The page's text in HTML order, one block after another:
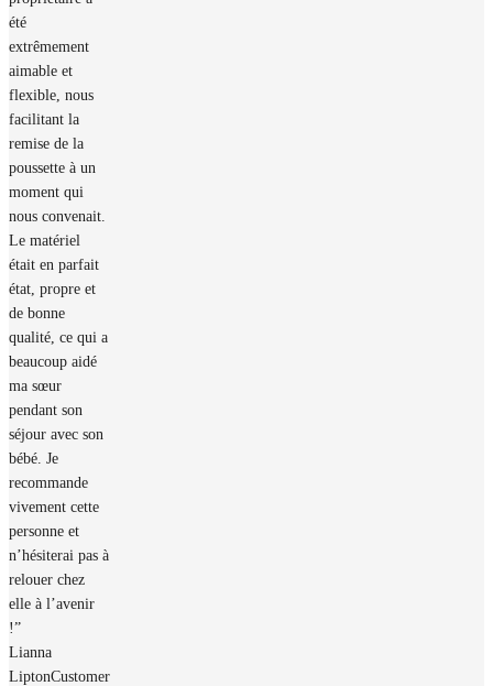
été
extrêmement
aimable et
flexible, nous
facilitant la
remise de la
poussette à un
moment qui
nous convenait.
Le matériel
était en parfait
état, propre et
de bonne
qualité, ce qui a
beaucoup aidé
ma sœur
pendant son
séjour avec son
bébé. Je
recommande
vivement cette
personne et
n’hésiterai pas à
relouer chez
elle à l’avenir
!”
Lianna
LiptonCustomer